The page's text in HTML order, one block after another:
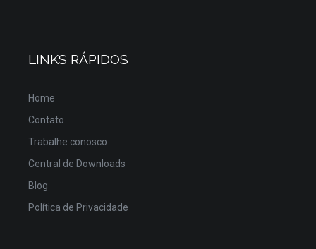
LINKS RÁPIDOS
Home
Contato
Trabalhe conosco
Central de Downloads
Blog
Política de Privacidade